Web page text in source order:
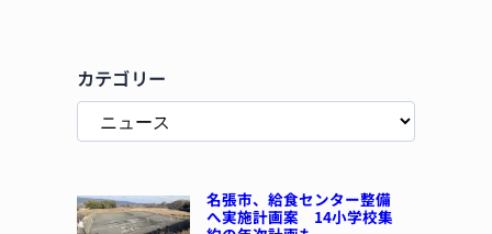
カテゴリー
名張市、給食センター整備
へ実施計画案 14小学校集